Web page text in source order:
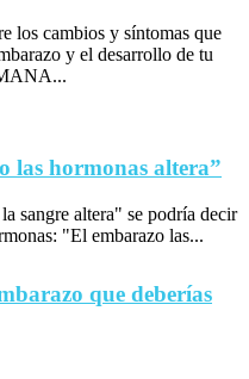
los cambios y síntomas que
y el desarrollo de tu
las hormonas altera”
sangre altera" se podría decir
"El embarazo las...
que deberías